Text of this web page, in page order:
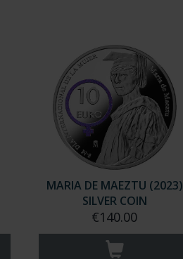
MARIA DE MAEZTU (2023)
SILVER COIN
€140.00